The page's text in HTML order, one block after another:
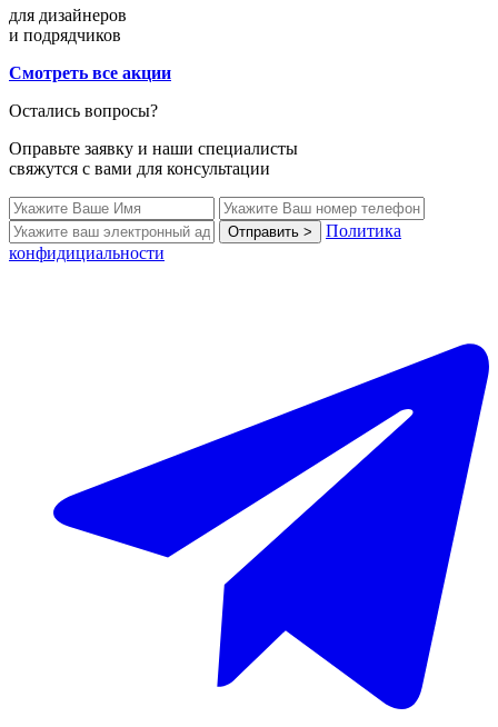
для дизайнеров
и подрядчиков
Смотреть все акции
Остались вопросы?
Оправьте заявку и наши специалисты
свяжутся с вами для консультации
Отправить >
Политика
конфидициальности